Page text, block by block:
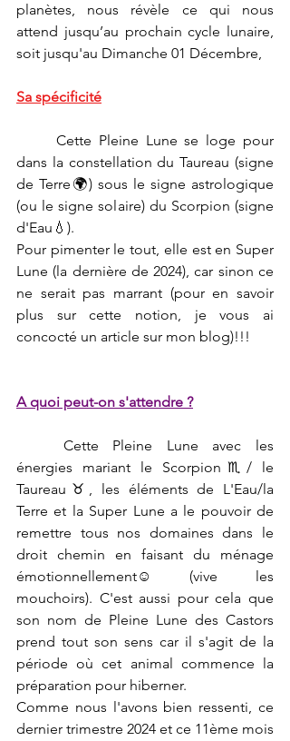
planètes, nous révèle ce qui nous
attend jusqu’au prochain cycle lunaire,
soit jusqu'au Dimanche 01 Décembre,
Sa spécificité
dans la constellation du Taureau (signe
de Terre🌍) sous le signe astrologique
(ou le signe solaire) du Scorpion (signe
d'Eau💧).
Pour pimenter le tout, elle est en Super
Lune (la dernière de 2024), car sinon ce
ne serait pas marrant (pour en savoir
plus sur cette notion, je vous ai
concocté un article sur mon blog)!!!
A quoi peut-on s'attendre ?
énergies mariant le Scorpion♏/ le
Taureau♉, les éléments de L'Eau/la
Terre et la Super Lune a le pouvoir de
remettre tous nos domaines dans le
droit chemin en faisant du ménage
émotionnellement☺ (vive les
mouchoirs). C'est aussi pour cela que
son nom de Pleine Lune des Castors
prend tout son sens car il s'agit de la
période où cet animal commence la
préparation pour hiberner.
Comme nous l'avons bien ressenti, ce
dernier trimestre 2024 et ce 11ème mois